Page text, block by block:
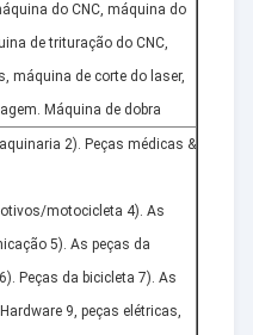
do CNC, máquina do
de trituração do CNC,
máquina de corte do laser,
Máquina de dobra
2). Peças médicas &
motocicleta 4). As
5). As peças da
Peças da bicicleta 7). As
9, peças elétricas,